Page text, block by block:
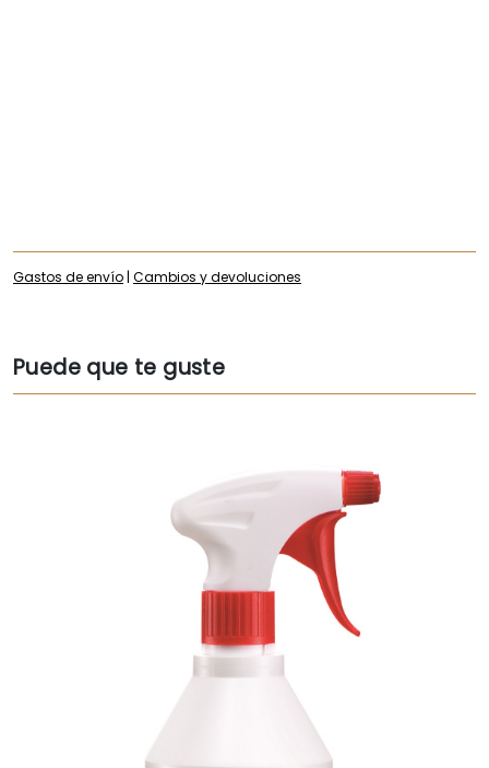
Gastos de envío | Cambios y devoluciones
Puede que te guste